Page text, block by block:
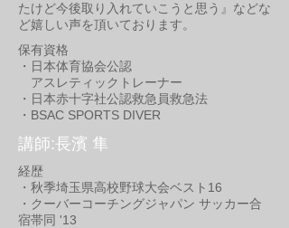
たけど今後取り入れていこうと思う』などな
ど嬉しい声を頂いております。
保有資格
・日本体育協会公認
アスレティックトレーナー
・日本赤十字社公認救急員救急法
・BSAC SPORTS DIVER
講師:長濱 隼
経歴
・秋季埼玉県高校野球大会ベスト16
・クーバーコーチングジャパン サッカー合
宿帯同 '13